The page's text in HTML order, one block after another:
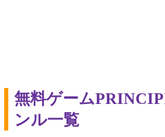
無料ゲーム
ンル一覧